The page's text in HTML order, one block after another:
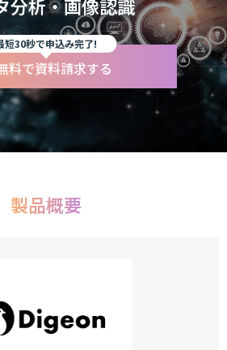
分析・画像認識
短30秒で申込み完了!
料で資料請求する
製品概要